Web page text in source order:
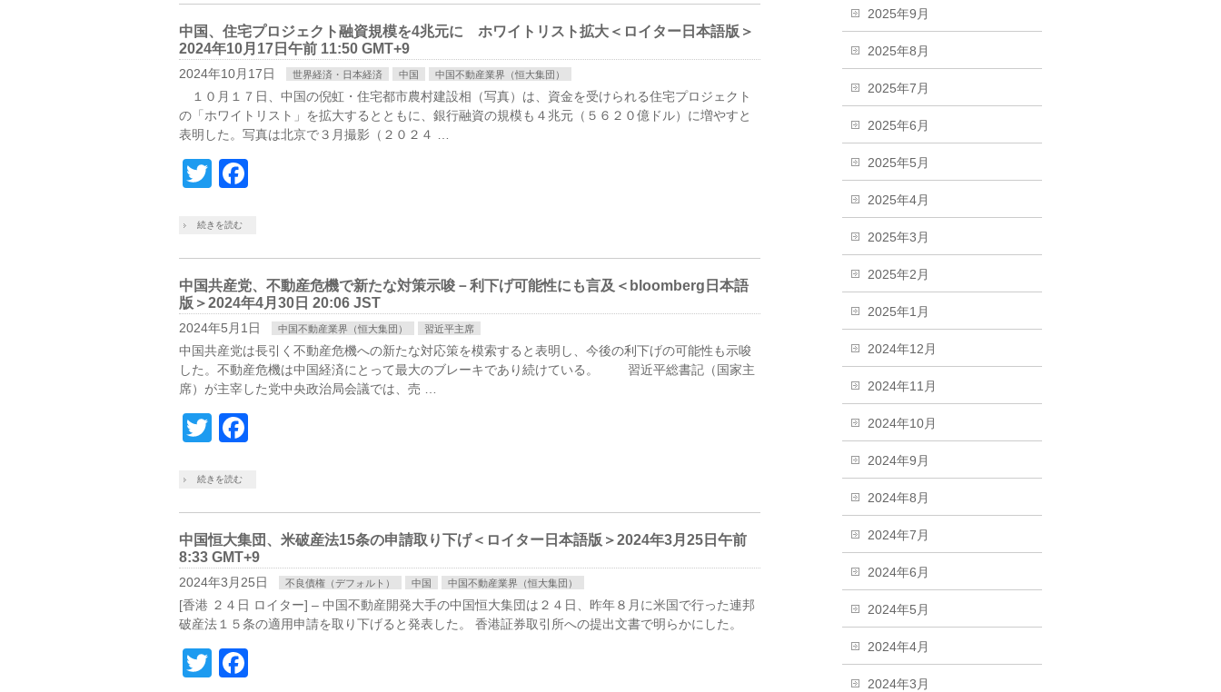
中国、住宅プロジェクト融資規模を4兆元に ホワイトリスト拡大＜ロイター日本語版＞
2024年10月17日午前 11:50 GMT+9
2024年10月17日 世界経済・日本経済 中国 中国不動産業界（恒大集団）
１０月１７日、中国の倪虹・住宅都市農村建設相（写真）は、資金を受けられる住宅プロジェクト
の「ホワイトリスト」を拡大するとともに、銀行融資の規模も４兆元（５６２０億ドル）に増やすと
表明した。写真は北京で３月撮影（２０２４ …
Twitter
続きを読む
中国共産党、不動産危機で新たな対策示唆－利下げ可能性にも言及＜bloomberg日本語
版＞2024年4月30日 20:06 JST
2024年5月1日 中国不動産業界（恒大集団） 習近平主席
中国共産党は長引く不動産危機への新たな対応策を模索すると表明し、今後の利下げの可能性も示唆
した。不動産危機は中国経済にとって最大のブレーキであり続けている。 習近平総書記（国家主
席）が主宰した党中央政治局会議では、売 …
Twitter
続きを読む
中国恒大集団、米破産法15条の申請取り下げ＜ロイター日本語版＞2024年3月25日午前
8:33 GMT+9
2024年3月25日 不良債権（デフォルト） 中国 中国不動産業界（恒大集団）
[香港 ２４日 ロイター] – 中国不動産開発大手の中国恒大集団は２４日、昨年８月に米国で行った連邦
破産法１５条の適用申請を取り下げると発表した。 香港証券取引所への提出文書で明らかにした。
Twitter
2025年9月
2025年8月
2025年7月
2025年6月
2025年5月
2025年4月
2025年3月
2025年2月
2025年1月
2024年12月
2024年11月
2024年10月
2024年9月
2024年8月
2024年7月
2024年6月
2024年5月
2024年4月
2024年3月